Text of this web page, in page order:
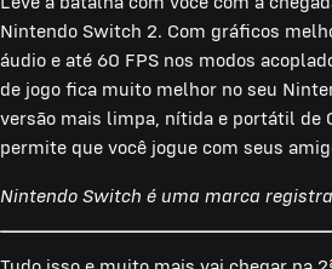
Nintendo Switch 2. Com gráficos
áudio e até 60 FPS nos modos
de jogo fica muito melhor no seu
versão mais limpa, nítida e portátil de
permite que você jogue com seus
Nintendo Switch é uma marca